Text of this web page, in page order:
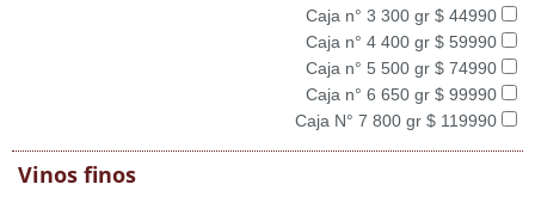
Caja n° 3 300 gr $ 44990
Caja n° 4 400 gr $ 59990
Caja n° 5 500 gr $ 74990
Caja n° 6 650 gr $ 99990
Caja N° 7 800 gr $ 119990
Vinos finos